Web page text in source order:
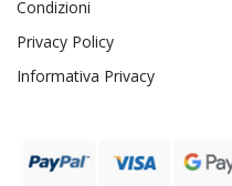
Condizioni
Privacy Policy
Informativa Privacy